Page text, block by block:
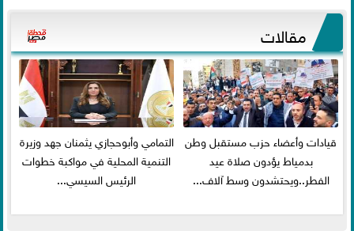
مقالات
قيادات وأعضاء حزب مستقبل وطن
بدمياط يؤدون صلاة عيد
الفطر..ويحتشدون وسط آلاف...
التمامي وأبوحجازي يثمنان جهد وزيرة
التنمية المحلية في مواكبة خطوات
الرئيس السيسي...